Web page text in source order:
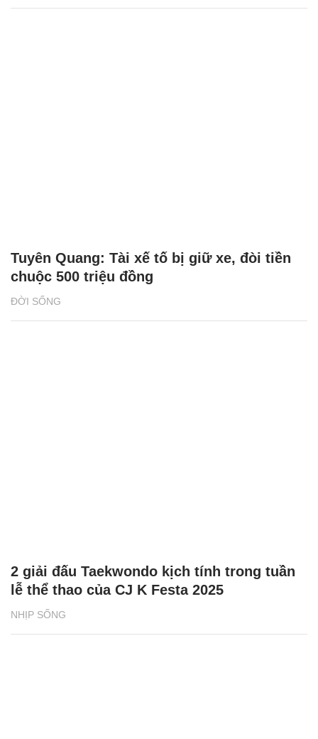
ĐỜI SỐNG
Tuyên Quang: Tài xế tố bị giữ xe, đòi tiền
chuộc 500 triệu đồng
NHỊP SỐNG
2 giải đấu Taekwondo kịch tính trong tuần
lễ thể thao của CJ K Festa 2025